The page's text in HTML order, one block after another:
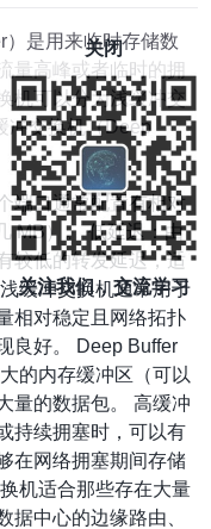
是用来临时存储数
量高峰或者临时的拥
机可以分为浅缓冲交
冲交换机（Deep
端口通常配置有相对
MB）。 低延迟：由
较低的转发延迟，适
缓冲交换机通常用于
相对稳定且网络拓扑
良好。 Deep Buffer
的内存缓冲区（可以
量的数据包。 高缓冲
持续拥塞时，可以有
在网络拥塞期间存储
机适合那些存在大量
据中心的边缘路由、
关闭
关注我们，交流学习